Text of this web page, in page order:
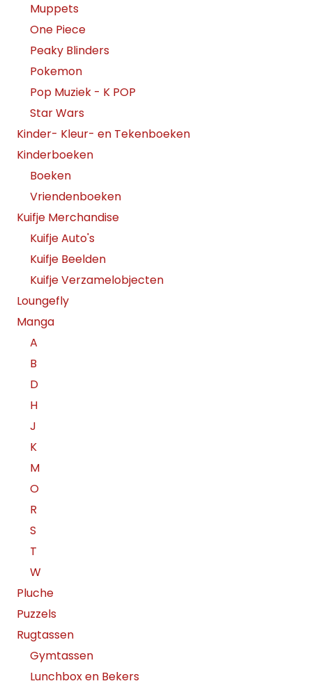
Muppets
One Piece
Peaky Blinders
Pokemon
Pop Muziek - K POP
Star Wars
Kinder- Kleur- en Tekenboeken
Kinderboeken
Boeken
Vriendenboeken
Kuifje Merchandise
Kuifje Auto's
Kuifje Beelden
Kuifje Verzamelobjecten
Loungefly
Manga
A
B
D
H
J
K
M
O
R
S
T
W
Pluche
Puzzels
Rugtassen
Gymtassen
Lunchbox en Bekers